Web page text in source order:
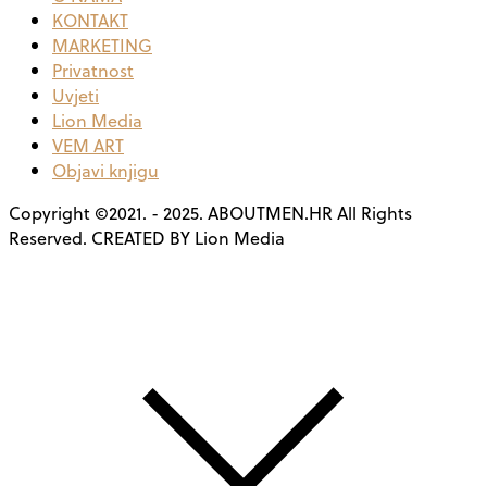
KONTAKT
MARKETING
Privatnost
Uvjeti
Lion Media
VEM ART
Objavi knjigu
Copyright ©2021. - 2025. ABOUTMEN.HR All Rights
Reserved. CREATED BY Lion Media